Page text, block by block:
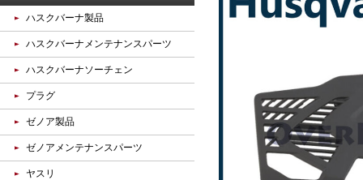
ハスクバーナ製品
ハスクバーナメンテナンスパーツ
ハスクバーナソーチェン
プラグ
ゼノア製品
ゼノアメンテナンスパーツ
ヤスリ